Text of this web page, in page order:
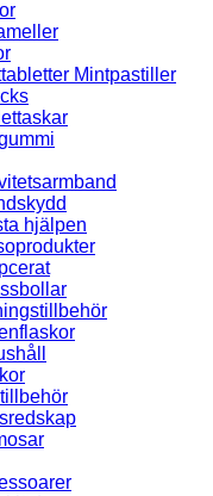
Mintpastiller
hjälpen